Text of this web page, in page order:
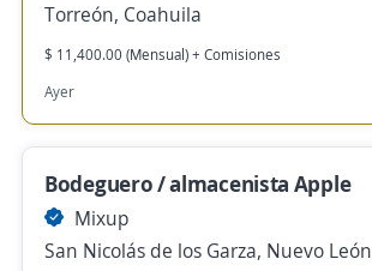
Torreón, Coahuila
$ 11,400.00 (Mensual) + Comisiones
Ayer
Bodeguero / almacenista Apple
Mixup
San Nicolás de los Garza, Nuevo León